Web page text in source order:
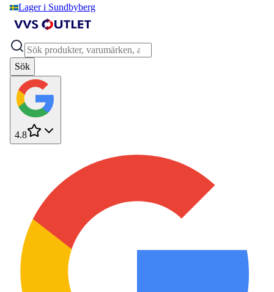
Lager i Sundbyberg
Sök
4.8